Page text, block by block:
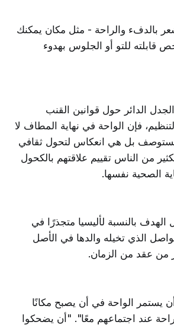
بالدفء والراحة - مثل مكان يمكنك
قابلته للتو أو الجلوس بهدوء
الدائر حول قوانين القنب
فإن الواحة في نهاية المطاف لا
بل هي انعكاس لتحول ثقافي
من الناس تقييم علاقتهم بالكحول
الصحية نفسها.
الهدف بالنسبة لأليسيا متجذرًا في
الذي تخيله والدها في الأصل
من عقد من الزمان.
يستمر الواحة في أن يصبح مكانًا
عند اجتماعهم معًا". "أن يضحكوا